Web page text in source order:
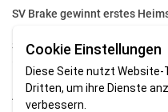
SV Brake gewinnt erstes
SV Brake feiert 5:2-
Fehlstart in Oldenburg: 1. FC
Auftakt
Cookie Einstellungen
Diese Seite nutzt
Dritten, um ihre Dienste
verbessern.